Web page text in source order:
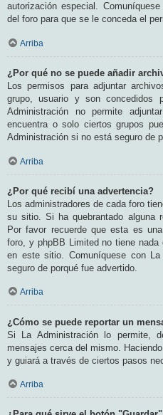
autorización especial.
del foro para que se le conceda el
Arriba
¿Por qué no se puede añadir
Los permisos para adjuntar
grupo, usuario y son concedidos
Administración no permite
encuentra o solo ciertos grupos
Administración si no está seguro de
Arriba
¿Por qué recibí una advertencia?
Los administradores de cada foro
su sitio. Si ha quebrantado alguna
Por favor recuerde que esta es
foro, y phpBB Limited no tiene
en este sitio. Comuníquese con
seguro de porqué fue advertido.
Arriba
¿Cómo se puede reportar un
Si La Administración lo permite,
mensajes cerca del mismo.
y guiará a través de ciertos pasos
Arriba